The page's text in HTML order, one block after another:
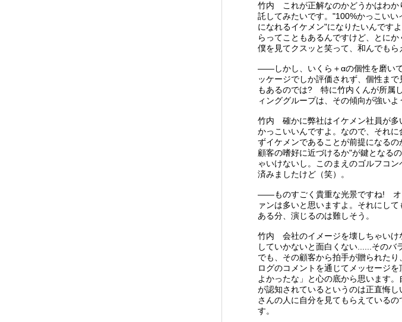
竹内 これが正解なのかどうかはわか
託してみたいです。"100%かっこいい
になれるイケメン"になりたいんです
らってこともあるんですけど、とにか
僕を見てクスッと笑って、和んでもら
――しかし、いくら＋αの個性を磨い
ッケージでしか評価されず、個性ま
もあるのでは? 特に竹内くんが所属
ィンググループは、その傾向が強いよ
竹内 確かに弊社はイケメン社員が多
かっこいいんですよ。なので、それに
ずイケメンであることが前提になる
顧客の嗜好に近づけるか"が鍵となる
ゃいけないし。このまえのゴルフコ
済みましたけど（笑）。
――ものすごく貴重な光景ですね! オ
ァンは多いと思いますよ。それにし
ある分、演じるのは難しそう。
竹内 会社のイメージを壊しちゃいけ
していかないと面白くない......そのバ
でも、その顧客から拍手が贈られた
ログのコメントを通じてメッセージ
よかったな」と心の底から思います
が認知されているというのは正直悔し
さんの人に自分を見てもらえている
す。